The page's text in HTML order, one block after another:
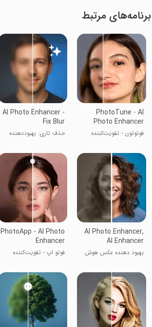
برنامه‌های مرتبط
PhotoTune - AI
Photo Enhancer
فوتوتون - تقویت‌کننده
AI Photo Enhancer -
Fix Blur
حذف تاری: بهبوددهنده
AI Photo Enhancer,
AI Enhancer
بهبود دهنده عکس هوش
هوش مصنوعی
PhotoApp - AI Photo
Enhancer
فوتو اپ - تقویت‌کننده